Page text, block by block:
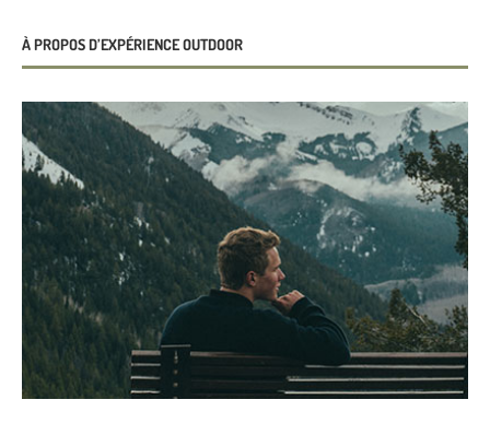
À PROPOS D’EXPÉRIENCE OUTDOOR